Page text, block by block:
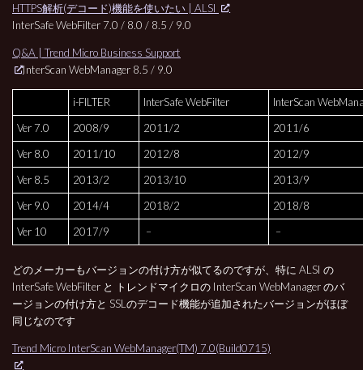
HTTPS解析(デコード)機能を使いたい | ALSI
InterSafe WebFilter 7.0 / 8.0 / 8.5 / 9.0
Q&A | Trend Micro Business Support
InterScan WebManager 8.5 / 9.0
i-FILTER InterSafe WebFilter
InterScan
Ver 7.0
2008/9 2011/2
2011/6
Ver 8.0
2011/10 2012/8
2012/9
Ver 8.5
2013/2 2013/10
2013/9
Ver 9.0
2014/4 2018/2
2018/8
Ver 10
2017/9 – –
どのメーカーもバージョンの付け方が似てるのですが、特に ALSI の
InterSafe WebFilter と トレンドマイクロの InterScan WebManager のバ
ージョンの付け方と SSLのデコード機能が追加されたバージョンがほぼ
同じなのです
Trend Micro InterScan WebManager(TM) 7.0(Build0715)